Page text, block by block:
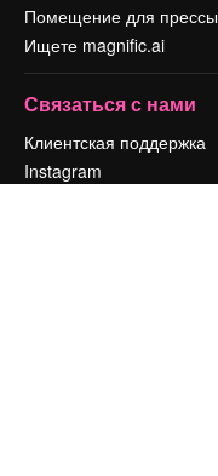
Помещение для прессы
Ищете magnific.ai
Связаться с нами
Клиентская поддержка
Instagram